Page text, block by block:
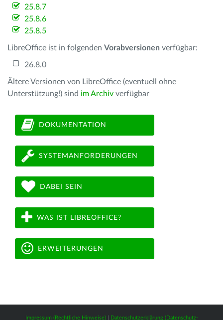
25.8.7
25.8.6
25.8.5
LibreOffice ist in folgenden Vorabversionen verfügbar:
26.8.0
Ältere Versionen von LibreOffice (eventuell ohne
Unterstützung!) sind im Archiv verfügbar
DOKUMENTATION
SYSTEMANFORDERUNGEN
DABEI SEIN
WAS IST LIBREOFFICE?
ERWEITERUNGEN
Impressum (Rechtliche Hinweise)| Datenschutzerklärung (Datenschutz-